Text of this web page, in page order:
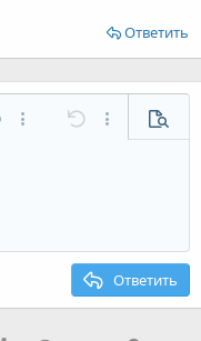
Ответить
список
список
изображение
Дополнительно...
Отменить
кодлинию
Ответить